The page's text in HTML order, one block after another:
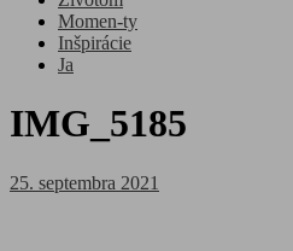
Momen-ty
Inšpirácie
Ja
IMG_5185
Posted
25. septembra 2021